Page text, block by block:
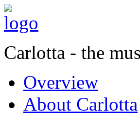
Carlotta - the
Overview
About Carlotta